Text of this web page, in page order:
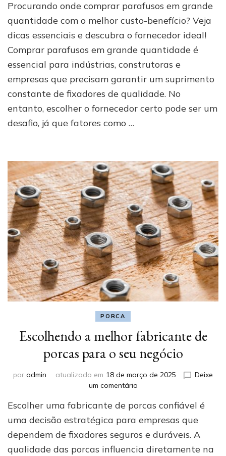
comprar
parafusos
grande
quantidade
com
o
melhor
custo-
Procurando onde comprar parafusos em grande
quantidade com o melhor custo-benefício? Veja
dicas essenciais e descubra o fornecedor ideal!
Comprar parafusos em grande quantidade é
essencial para indústrias, construtoras e
empresas que precisam garantir um suprimento
constante de fixadores de qualidade. No
entanto, escolher o fornecedor certo pode ser um
desafio, já que fatores como …
PORCA
Escolhendo a melhor fabricante de
porcas para o seu negócio
por admin atualizado em 18 de março de 2025
Deixe
um comentárioem
a
melhor
fabricante
de
porcas
Escolher uma fabricante de porcas confiável é
uma decisão estratégica para empresas que
dependem de fixadores seguros e duráveis. A
qualidade das porcas influencia diretamente na